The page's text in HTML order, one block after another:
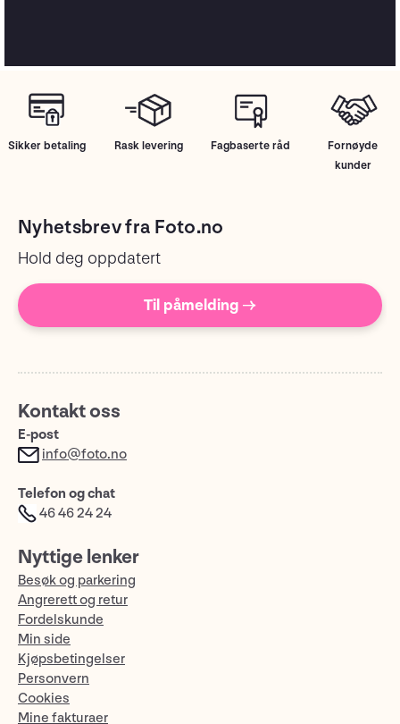
Sikker betaling Rask levering Fagbaserte råd
Fornøyde
kunder
Nyhetsbrev fra Foto.no
Hold deg oppdatert
Til påmelding →
Kontakt oss
E-post
info@foto.no
Telefon og chat
46 46 24 24
Nyttige lenker
Besøk og parkering
Angrerett og retur
Fordelskunde
Min side
Kjøpsbetingelser
Personvern
Cookies
Mine fakturaer